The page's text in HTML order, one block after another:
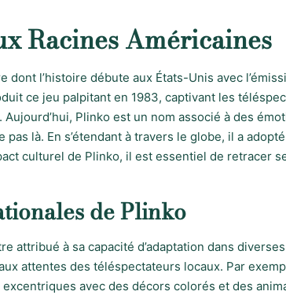
Racines Américaines
dont l’histoire débute aux États-Unis avec
ce jeu palpitant en 1983, captivant les
Plinko est un nom associé à des
pas là. En s’étendant à travers le globe, il a
culturel de Plinko, il est essentiel de retracer
de Plinko
attribué à sa capacité d’adaptation dans
attentes des téléspectateurs locaux. Par
avec des décors colorés et des